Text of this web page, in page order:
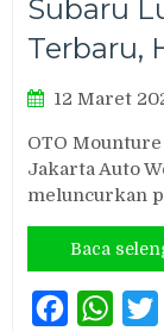
Subaru
Terbaru,
12 Maret
OTO
Jakarta Auto
meluncurkan
Baca
Facebook